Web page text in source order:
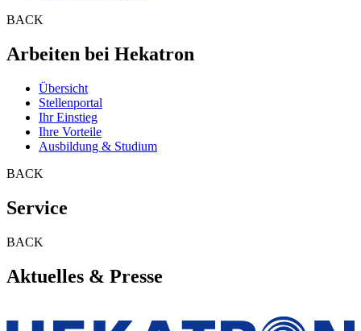
BACK
Arbeiten bei Hekatron
Übersicht
Stellenportal
Ihr Einstieg
Ihre Vorteile
Ausbildung & Studium
BACK
Service
BACK
Aktuelles & Presse